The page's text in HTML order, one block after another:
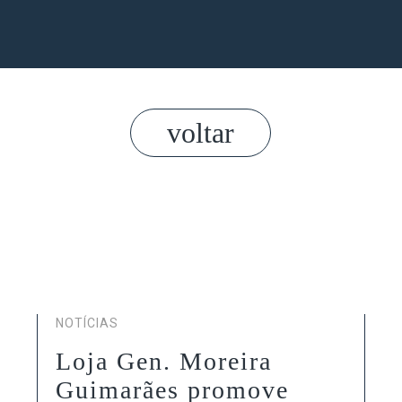
voltar
NOTÍCIAS
Loja Gen. Moreira
Guimarães promove